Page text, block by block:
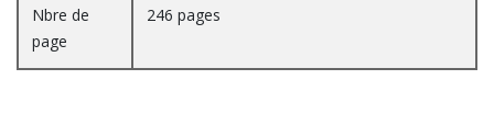
Nbre de
page
246 pages